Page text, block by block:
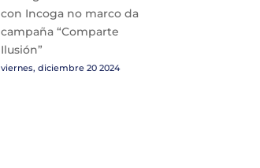
con Incoga no marco da
campaña “Comparte
Ilusión”
viernes, diciembre 20 2024